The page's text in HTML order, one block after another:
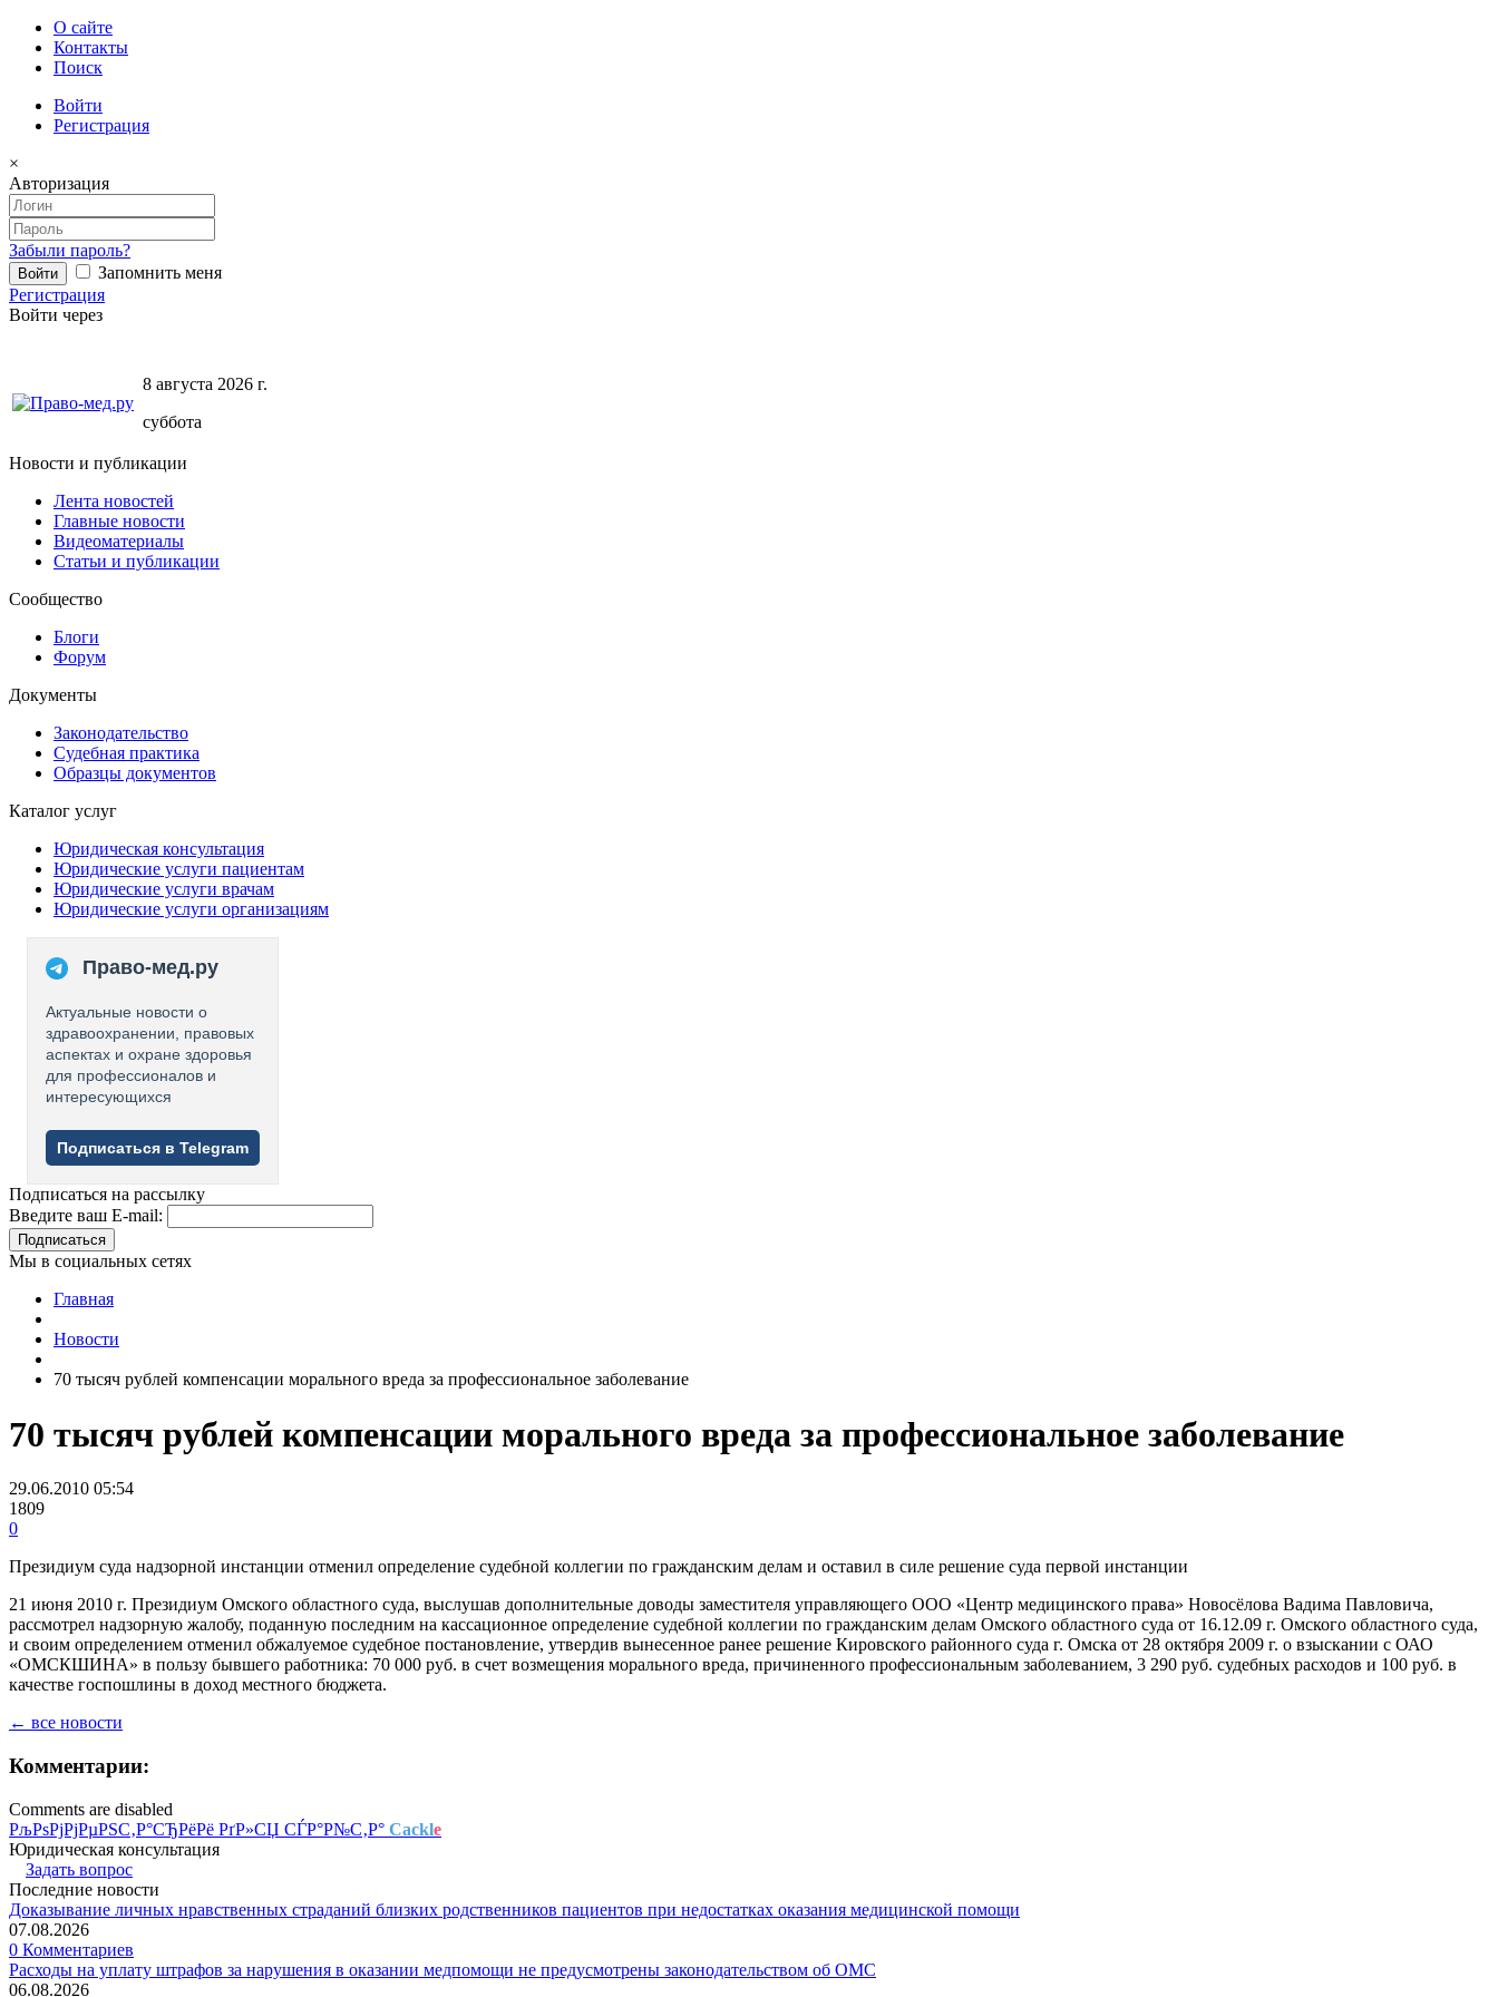
О сайте
Контакты
Поиск
Войти
Регистрация
×
Авторизация
Забыли пароль?
Запомнить меня
Регистрация
Войти через
8 августа 2026 г.
суббота
Новости и публикации
Лента новостей
Главные новости
Видеоматериалы
Статьи и публикации
Сообщество
Блоги
Форум
Документы
Законодательство
Судебная практика
Образцы документов
Каталог услуг
Юридическая консультация
Юридические услуги пациентам
Юридические услуги врачам
Юридические услуги организациям
Право-мед.ру
Актуальные новости о
здравоохранении, правовых
аспектах и охране здоровья
для профессионалов и
интересующихся
Подписаться в Telegram
Подписаться на рассылку
Введите ваш E-mail:
Подписаться
Мы в социальных сетях
Главная
Новости
70 тысяч рублей компенсации морального вреда за профессиональное заболевание
70 тысяч рублей компенсации морального вреда за профессиональное заболевание
29.06.2010 05:54
1809
0
Президиум суда надзорной инстанции отменил определение судебной коллегии по гражданским делам и оставил в силе решение суда первой инстанции
21 июня 2010 г. Президиум Омского областного суда, выслушав дополнительные доводы заместителя управляющего ООО «Центр медицинского права» Новосёлова Вадима Павловича,
рассмотрел надзорную жалобу, поданную последним на кассационное определение судебной коллегии по гражданским делам Омского областного суда от 16.12.09 г. Омского областного суда,
и своим определением отменил обжалуемое судебное постановление, утвердив вынесенное ранее решение Кировского районного суда г. Омска от 28 октября 2009 г. о взыскании с ОАО
«ОМСКШИНА» в пользу бывшего работника: 70 000 руб. в счет возмещения морального вреда, причиненного профессиональным заболеванием, 3 290 руб. судебных расходов и 100 руб. в
качестве госпошлины в доход местного бюджета.
← все новости
Комментарии:
Comments are disabled
РљРѕРјРјРµРЅС‚Р°СЂРёРё РґР»СЏ СЃР°Р№С‚Р° Cackle
Юридическая консультация
Задать вопрос
Последние новости
Доказывание личных нравственных страданий близких родственников пациентов при недостатках оказания медицинской помощи
07.08.2026
0 Комментариев
Расходы на уплату штрафов за нарушения в оказании медпомощи не предусмотрены законодательством об ОМС
06.08.2026